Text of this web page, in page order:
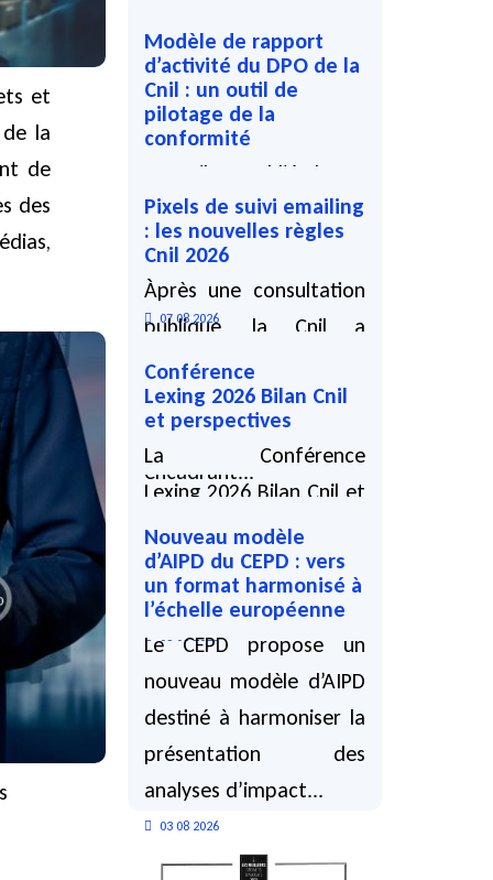
et
la
de
des
Modèle de rapport
d’activité du DPO de la
Cnil : un outil de
pilotage de la
conformité
La Cnil a publié, le 27
avril 2026, un modèle de
rapport d'activité du
DPO...
07 08 2026
Pixels de suivi emailing
: les nouvelles règles
Cnil 2026
Àprès une consultation
publique, la Cnil a
adopté, le 12 mars
2026, une
recommandation
encadrant...
Conférence
Lexing 2026 Bilan Cnil
et perspectives
La Conférence
Lexing 2026 Bilan Cnil et
perspectives, animée
par Alain Bensoussan et
Chloé Torres, a lieu...
03 08 2026
Nouveau modèle
d’AIPD du CEPD : vers
un format harmonisé à
l’échelle européenne
Le CEPD propose un
nouveau modèle d’AIPD
destiné à harmoniser la
présentation des
analyses d’impact...
03 08 2026